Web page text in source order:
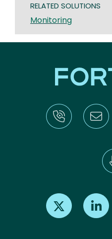
RELATED SOLUTIONS
Monitoring
Find us on X